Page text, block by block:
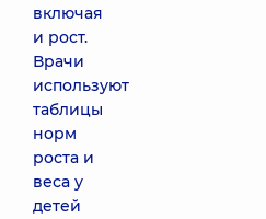
включая
и рост.
Врачи
используют
таблицы
норм
роста и
веса у
детей